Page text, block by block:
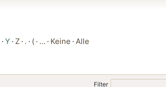
Y Z . ( … Keine Alle
Filter